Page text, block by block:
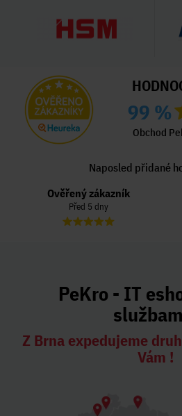
99 %
Obchod
Naposled přidané
Ověřený zákazník
Před 5 dny
PeKro - IT
Z Brna expedujeme
Vám !